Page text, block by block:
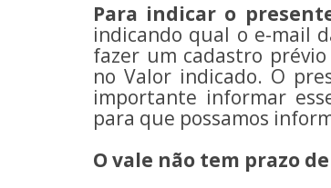
Para indicar o
indicando qual o e-mail
fazer um cadastro
no Valor indicado. O
importante informar
para que possamos
O vale não tem prazo